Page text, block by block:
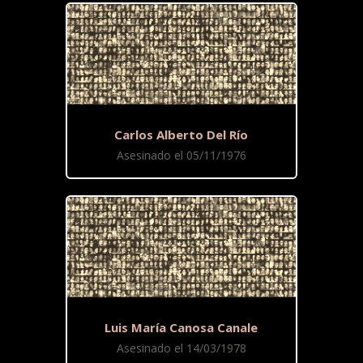
Carlos Alberto Del Río
Asesinado el 05/11/1976
Luis María Canosa Canale
Asesinado el 14/03/1978